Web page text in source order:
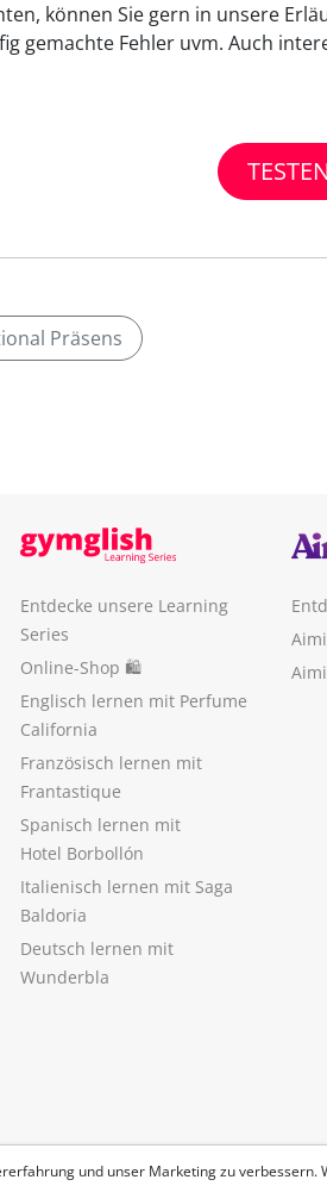
können Sie gern in unsere
gemachte Fehler uvm. Auch
Präsens
und unser Marketing zu
Entdecke unsere Learning
Series
Online-Shop 🛍
Englisch lernen mit Perfume
California
Französisch lernen mit
Frantastique
Spanisch lernen mit
Hotel Borbollón
Italienisch lernen mit Saga
Baldoria
Deutsch lernen mit
Wunderbla